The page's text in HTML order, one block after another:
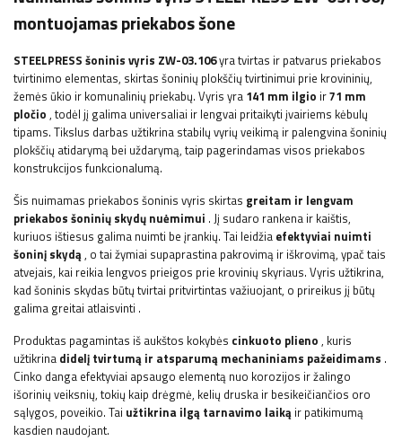
montuojamas priekabos šone
STEELPRESS šoninis vyris ZW-03.106yra tvirtas ir patvarus priekabos
tvirtinimo elementas, skirtas šoninių plokščių tvirtinimui prie krovininių,
žemės ūkio ir komunalinių priekabų. Vyris yra 141 mm ilgio ir71 mm
pločio , todėl jį galima universaliai ir lengvai pritaikyti įvairiems kėbulų
tipams. Tikslus darbas užtikrina stabilų vyrių veikimą ir palengvina šoninių
plokščių atidarymą bei uždarymą, taip pagerindamas visos priekabos
konstrukcijos funkcionalumą.
Šis nuimamas priekabos šoninis vyris skirtas greitam ir lengvam
priekabos šoninių skydų nuėmimui . Jį sudaro rankena ir kaištis,
kuriuos ištiesus galima nuimti be įrankių. Tai leidžia efektyviai nuimti
šoninį skydą, o tai žymiai supaprastina pakrovimą ir iškrovimą, ypač tais
atvejais, kai reikia lengvos prieigos prie krovinių skyriaus. Vyris užtikrina,
kad šoninis skydas būtų tvirtai pritvirtintas važiuojant, o prireikus jį būtų
galima greitai atlaisvinti .
Produktas pagamintas iš aukštos kokybės cinkuoto plieno , kuris
užtikrina didelį tvirtumą ir atsparumą mechaniniams pažeidimams .
Cinko danga efektyviai apsaugo elementą nuo korozijos ir žalingo
išorinių veiksnių, tokių kaip drėgmė, kelių druska ir besikeičiančios oro
sąlygos, poveikio. Tai užtikrina ilgą tarnavimo laiką ir patikimumą
kasdien naudojant.